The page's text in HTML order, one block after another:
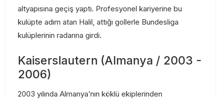
altyapısına geçiş yaptı. Profesyonel kariyerine bu
kulüpte adım atan Halil, attığı gollerle Bundesliga
kulüplerinin radarına girdi.
Kaiserslautern (Almanya / 2003 -
2006)
2003 yılında Almanya’nın köklü ekiplerinden